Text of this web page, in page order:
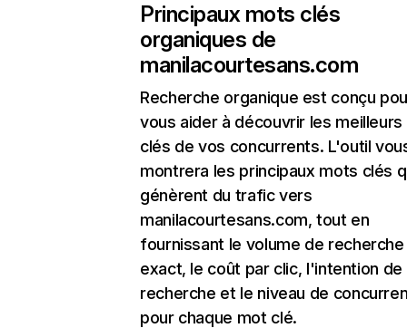
Principaux mots clés
organiques de
manilacourtesans.com
Recherche organique est conçu
vous aider à découvrir les
clés de vos concurrents. L'outil
montrera les principaux mots clés
génèrent du trafic vers
manilacourtesans.com, tout en
fournissant le volume de recherche
exact, le coût par clic, l'intention de
recherche et le niveau de
pour chaque mot clé.